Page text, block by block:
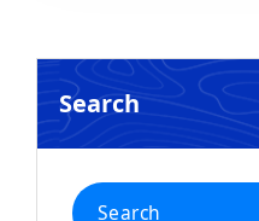
Search
Search